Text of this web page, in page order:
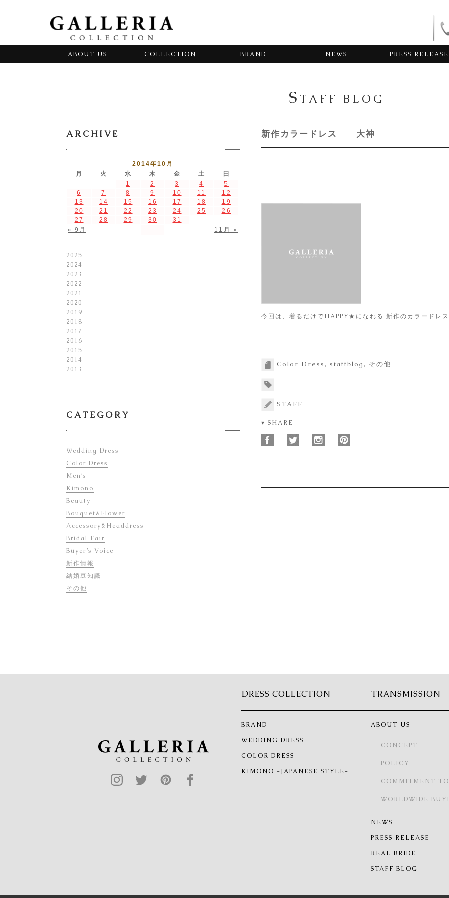
ABOUT US COLLECTION BRAND NEWS PRESS RELEASE
S TAFF BLOG
新作カラードレス 大神
今回は、着るだけでHAPPY★になれる 新作のカラードレ
Color Dress , staffblog , その他
STAFF
▾ SHARE
ARCHIVE
2014年10月
月
火 水 木 金 土 日
« 9月 11月 »
1 2 3 4
5
6
7 8 9 10 11
12
13
14 15 16 17 18
19
20
21 22 23 24 25
26
27
28 29 30 31
2025
2024
2023
2022
2021
2020
2019
2018
2017
2016
2015
2014
2013
CATEGORY
Wedding Dress
Color Dress
Men’s
Kimono
Beauty
Bouquet&Flower
Accessory&Headdress
Bridal Fair
Buyer’s Voice
新作情報
結婚豆知識
その他
DRESS COLLECTION
BRAND
WEDDING DRESS
COLOR DRESS
KIMONO -JAPANESE STYLE-
TRANSMISSION
ABOUT US
CONCEPT
POLICY
COMMITMENT TO
WORLDWIDE
NEWS
PRESS RELEASE
REAL BRIDE
STAFF BLOG